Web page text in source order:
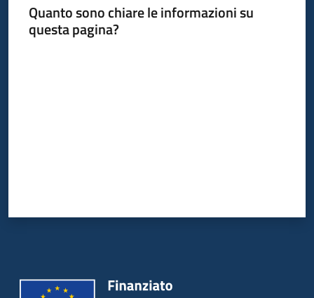
Informazioni
Quanto sono chiare le informazioni su
questa pagina?